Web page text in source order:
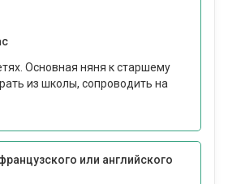
Основная няня к старшему
из школы, сопроводить на
или английского